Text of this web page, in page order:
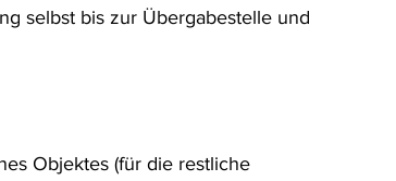
selbst bis zur Übergabestelle und
Objektes (für die restliche